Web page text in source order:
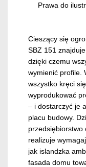
Prawa do
Cieszący się
SBZ 151
dzięki czemu
wymienić profile.
wszystko kręci
wyprodukować
– i dostarczyć je
placu budowy.
przedsiębiorstwo
realizuje
jak islandzka
fasada domu